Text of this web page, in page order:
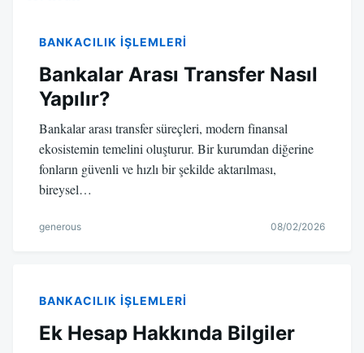
BANKACILIK IŞLEMLERI
Bankalar Arası Transfer Nasıl
Yapılır?
Bankalar arası transfer süreçleri, modern finansal
ekosistemin temelini oluşturur. Bir kurumdan diğerine
fonların güvenli ve hızlı bir şekilde aktarılması,
bireysel…
generous 08/02/2026
BANKACILIK IŞLEMLERI
Ek Hesap Hakkında Bilgiler